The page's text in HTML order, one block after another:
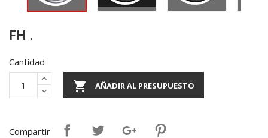
FH .
Cantidad
 AÑADIR AL PRESUPUESTO
Compartir